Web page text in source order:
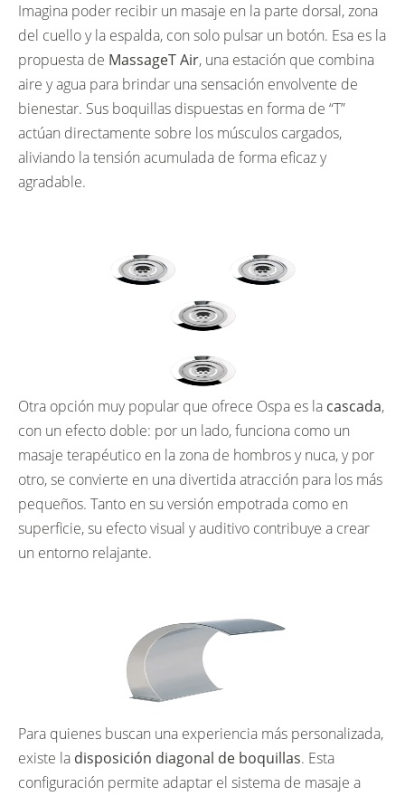
Imagina poder recibir un masaje en la parte dorsal, zona
del cuello y la espalda, con solo pulsar un botón. Esa es la
propuesta de MassageT Air, una estación que combina
aire y agua para brindar una sensación envolvente de
bienestar. Sus boquillas dispuestas en forma de “T”
actúan directamente sobre los músculos cargados,
aliviando la tensión acumulada de forma eficaz y
agradable.
Otra opción muy popular que ofrece Ospa es la cascada,
con un efecto doble: por un lado, funciona como un
masaje terapéutico en la zona de hombros y nuca, y por
otro, se convierte en una divertida atracción para los más
pequeños. Tanto en su versión empotrada como en
superficie, su efecto visual y auditivo contribuye a crear
un entorno relajante.
Para quienes buscan una experiencia más personalizada,
existe la disposición diagonal de boquillas. Esta
configuración permite adaptar el sistema de masaje a